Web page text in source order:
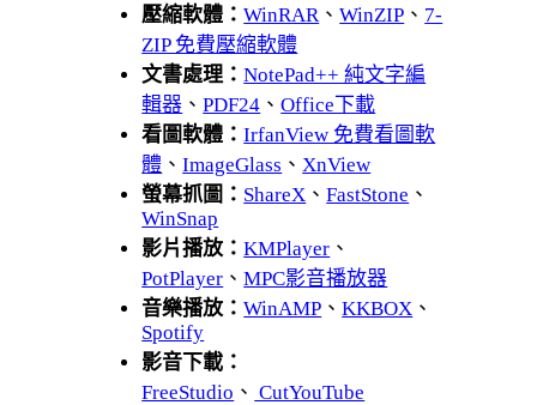
壓縮軟體：WinRAR 、WinZIP 、 7-
ZIP 免費壓縮軟體
文書處理：NotePad++ 純文字編
輯器 、PDF24 、Office下載
看圖軟體：IrfanView 免費看圖軟
體 、ImageGlass 、 XnView
螢幕抓圖： ShareX 、FastStone 、
WinSnap
影片播放：KMPlayer 、
PotPlayer 、MPC影音播放器
音樂播放：WinAMP 、KKBOX 、
Spotify
影音下載：
FreeStudio 、 CutYouTube